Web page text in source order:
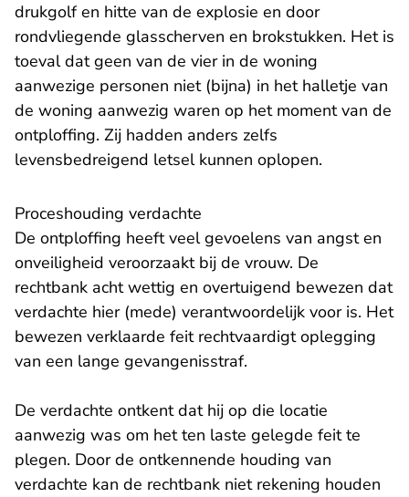
drukgolf en hitte van de explosie en door
rondvliegende glasscherven en brokstukken. Het is
toeval dat geen van de vier in de woning
aanwezige personen niet (bijna) in het halletje van
de woning aanwezig waren op het moment van de
ontploffing. Zij hadden anders zelfs
levensbedreigend letsel kunnen oplopen.
Proceshouding verdachte
De ontploffing heeft veel gevoelens van angst en
onveiligheid veroorzaakt bij de vrouw. De
rechtbank acht wettig en overtuigend bewezen dat
verdachte hier (mede) verantwoordelijk voor is. Het
bewezen verklaarde feit rechtvaardigt oplegging
van een lange gevangenisstraf.
De verdachte ontkent dat hij op die locatie
aanwezig was om het ten laste gelegde feit te
plegen. Door de ontkennende houding van
verdachte kan de rechtbank niet rekening houden